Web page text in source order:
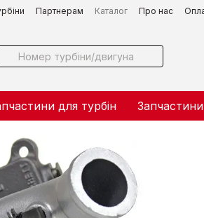
Партнерам Каталог Про нас
для турбін